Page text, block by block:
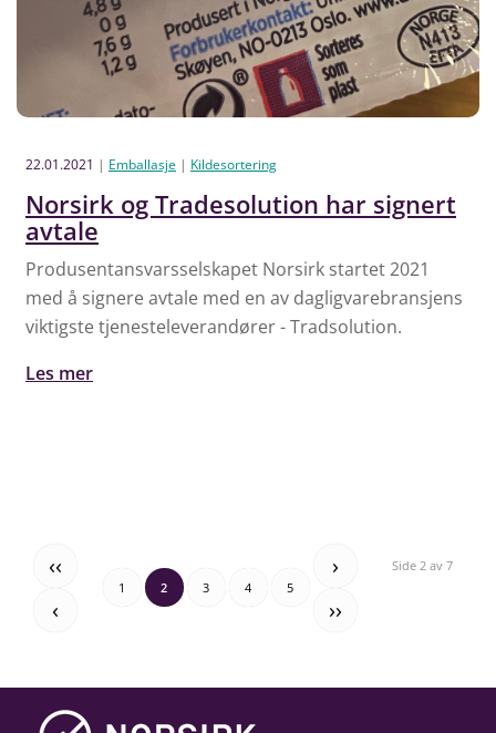
22.01.2021 | Emballasje | Kildesortering
Norsirk og Tradesolution har signert
avtale
Produsentansvarsselskapet Norsirk startet 2021
med å signere avtale med en av dagligvarebransjens
viktigste tjenesteleverandører - Tradsolution.
Les mer
Side 2 av 7
‹‹
‹
1 2 3 4 5
›
››